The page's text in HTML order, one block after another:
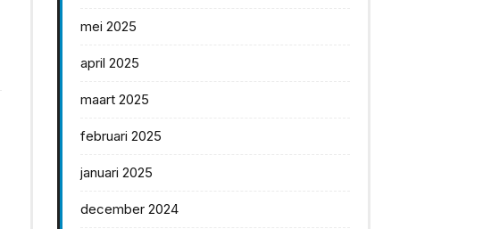
mei 2025
april 2025
maart 2025
februari 2025
januari 2025
december 2024